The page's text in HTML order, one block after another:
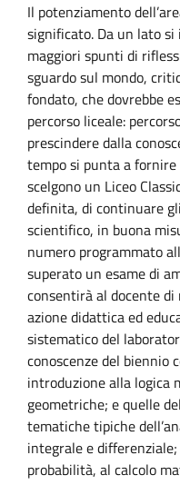
Il potenziamento
significato. Da un lato
maggiori spunti di
sguardo sul mondo,
fondato, che dovrebbe
percorso liceale:
prescindere dalla
tempo si punta a
scelgono un Liceo
definita, di continuare
scientifico, in buona
numero programmato
superato un esame di
consentirà al docente
azione didattica ed
sistematico del
conoscenze del biennio
introduzione alla logica
geometriche; e quelle
tematiche tipiche
integrale e
probabilità, al calcolo